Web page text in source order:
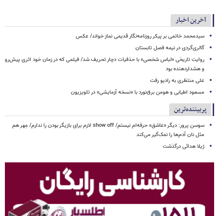
آخرین اخبار
سیدمحمد خاتمی بر پیکر روزنامه‌نگار قدیمی نماز خواند/ عکس
گالری‌گردی در نیمه فصل تابستان
روایت تاریخی «لباس شخصی» با حذفیات دچار تحریف شد/ فیلمی که در زمان خود اثری پیش‌رو
و هشداردهنده بود
علی منتظری به رادیو رفت
مسعود اطیابی و هومن برق‌نورد با «نسخه آزمایشی» در تلویزیون
پربیننده‌ترین
سوسن پرور: دیگر «عاشق» حرفه‌ام نیستم/ show off لازم برای بازیگر بودن را ندارم/ مِهر هم
مثل نان آدم‌ها را نمک‌گیر می‌کند
ژیلا هدائی درگذشت